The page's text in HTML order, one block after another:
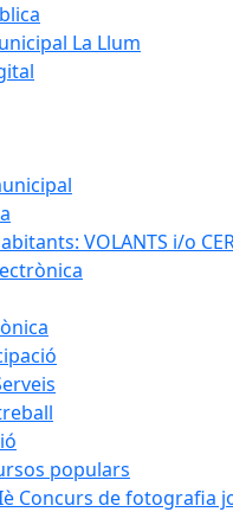
La Llum
VOLANTS i/o
populars
Concurs de fotografia